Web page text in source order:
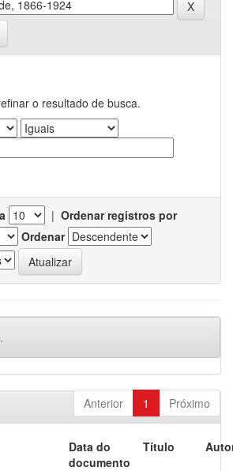
o resultado de busca.
| Ordenar registros por
Ordenar
Anterior 1 Próximo
Data do
documento
Título